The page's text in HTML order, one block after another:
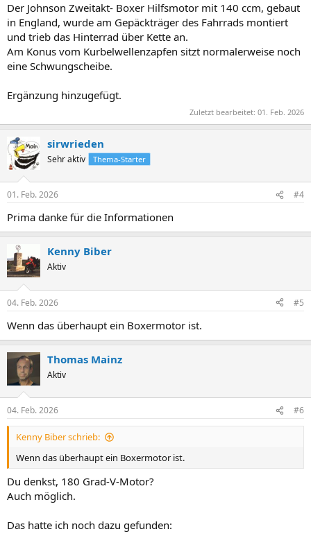
:
Der Johnson Zweitakt- Boxer Hilfsmotor mit 140 ccm, gebaut
in England, wurde am Gepäckträger des Fahrrads montiert
und trieb das Hinterrad über Kette an.
Am Konus vom Kurbelwellenzapfen sitzt normalerweise noch
eine Schwungscheibe.
Ergänzung hinzugefügt.
Zuletzt bearbeitet: 01. Feb. 2026
sirwrieden
Sehr aktiv Thema-Starter
01. Feb. 2026 #4
Prima danke für die Informationen
Kenny Biber
Aktiv
04. Feb. 2026 #5
Wenn das überhaupt ein Boxermotor ist.
Thomas Mainz
Aktiv
04. Feb. 2026 #6
Kenny Biber schrieb:
Wenn das überhaupt ein Boxermotor ist.
Du denkst, 180 Grad-V-Motor?
Auch möglich.
Das hatte ich noch dazu gefunden: